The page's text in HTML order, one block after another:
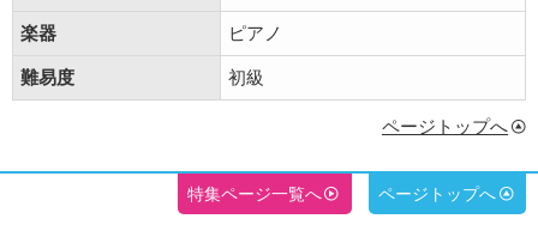
楽器 ピアノ
難易度 初級
ページトップへ
特集ページ一覧へ ページトップへ